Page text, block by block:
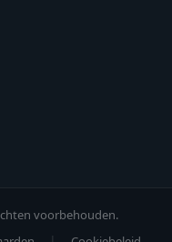
voorbehouden.